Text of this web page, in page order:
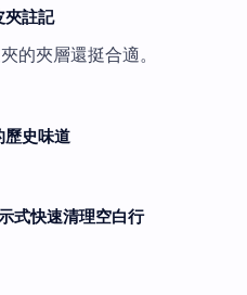
註記
的夾層還挺合適。
歷史味道
式快速清理空白行